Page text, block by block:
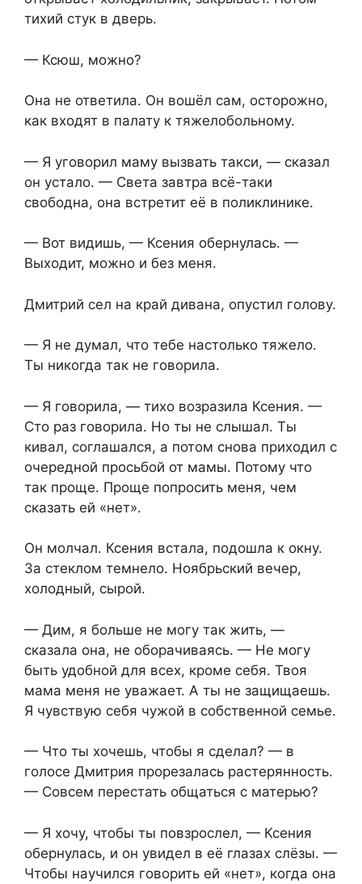
тихий стук в дверь.
— Ксюш, можно?
Она не ответила. Он вошёл сам, осторожно,
как входят в палату к тяжелобольному.
— Я уговорил маму вызвать такси, — сказал
он устало. — Света завтра всё-таки
свободна, она встретит её в поликлинике.
— Вот видишь, — Ксения обернулась. —
Выходит, можно и без меня.
Дмитрий сел на край дивана, опустил голову.
— Я не думал, что тебе настолько тяжело.
Ты никогда так не говорила.
— Я говорила, — тихо возразила Ксения. —
Сто раз говорила. Но ты не слышал. Ты
кивал, соглашался, а потом снова приходил с
очередной просьбой от мамы. Потому что
так проще. Проще попросить меня, чем
сказать ей «нет».
Он молчал. Ксения встала, подошла к окну.
За стеклом темнело. Ноябрьский вечер,
холодный, сырой.
— Дим, я больше не могу так жить, —
сказала она, не оборачиваясь. — Не могу
быть удобной для всех, кроме себя. Твоя
мама меня не уважает. А ты не защищаешь.
Я чувствую себя чужой в собственной семье.
— Что ты хочешь, чтобы я сделал? — в
голосе Дмитрия прорезалась растерянность.
— Совсем перестать общаться с матерью?
— Я хочу, чтобы ты повзрослел, — Ксения
обернулась, и он увидел в её глазах слёзы. —
Чтобы научился говорить ей «нет», когда она